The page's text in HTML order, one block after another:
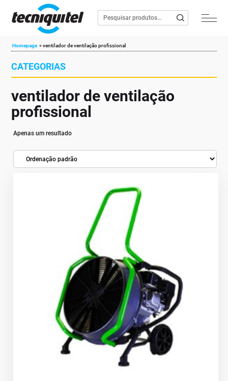
Homepage »ventilador de ventilação profissional
CATEGORIAS
ventilador de ventilação
profissional
Apenas um resultado